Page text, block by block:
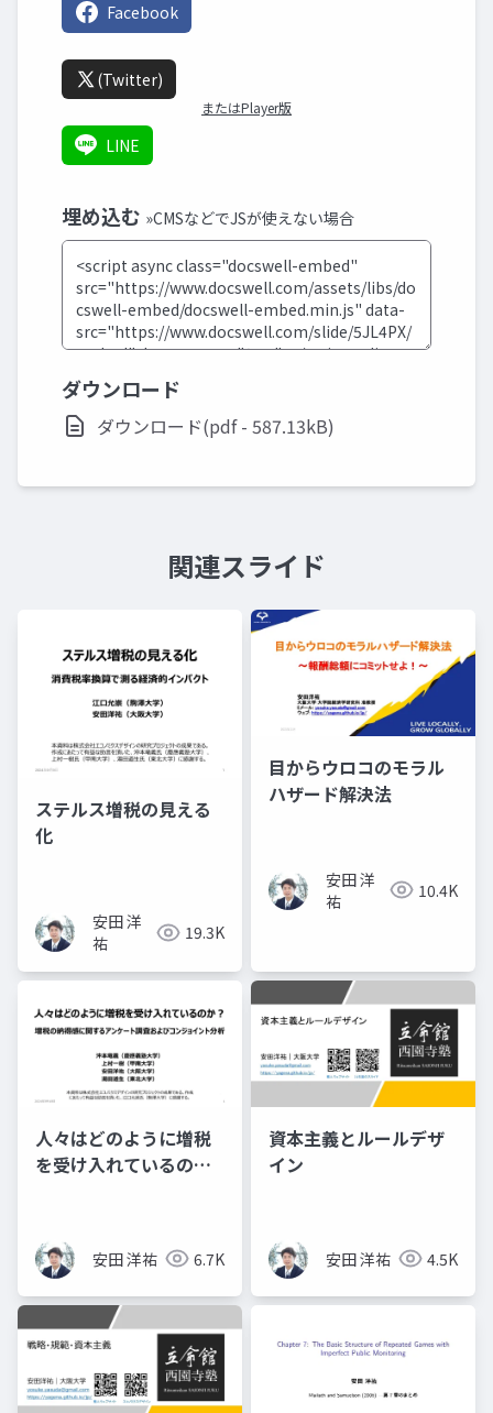
Facebook
(Twitter)
またはPlayer版
LINE
埋め込む »CMSなどでJSが使えない場合
ダウンロード
ダウンロード(pdf - 587.13kB)
関連スライド
ステルス増税の見える
化
安田 洋
祐
19.3K
目からウロコのモラル
ハザード解決法
安田 洋
祐
10.4K
人々はどのように増税
を受け入れているの
安田 洋祐 6.7K
資本主義とルールデザ
イン
安田 洋祐 4.5K